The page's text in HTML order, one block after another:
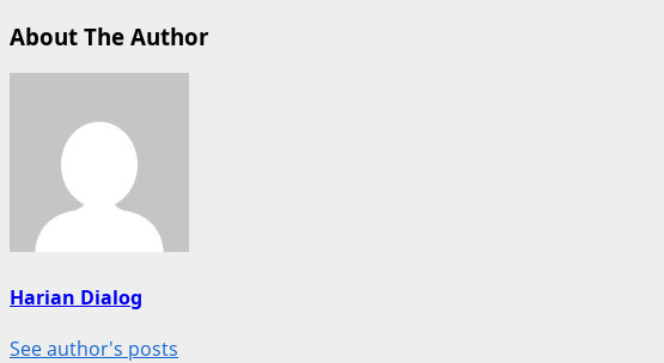
About The Author
Harian Dialog
See author's posts